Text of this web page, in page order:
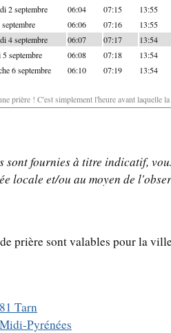
2 septembre 06:04 07:15 13:55
06:06 07:16 13:55
4 septembre 06:07 07:17 13:54
5 septembre 06:08 07:18 13:54
6 septembre 06:10 07:19 13:54
prière ! C'est simplement l'heure avant laquelle
sont fournies à titre indicatif,
locale et/ou au moyen de
prière sont valables pour la
Tarn
Pyrénées